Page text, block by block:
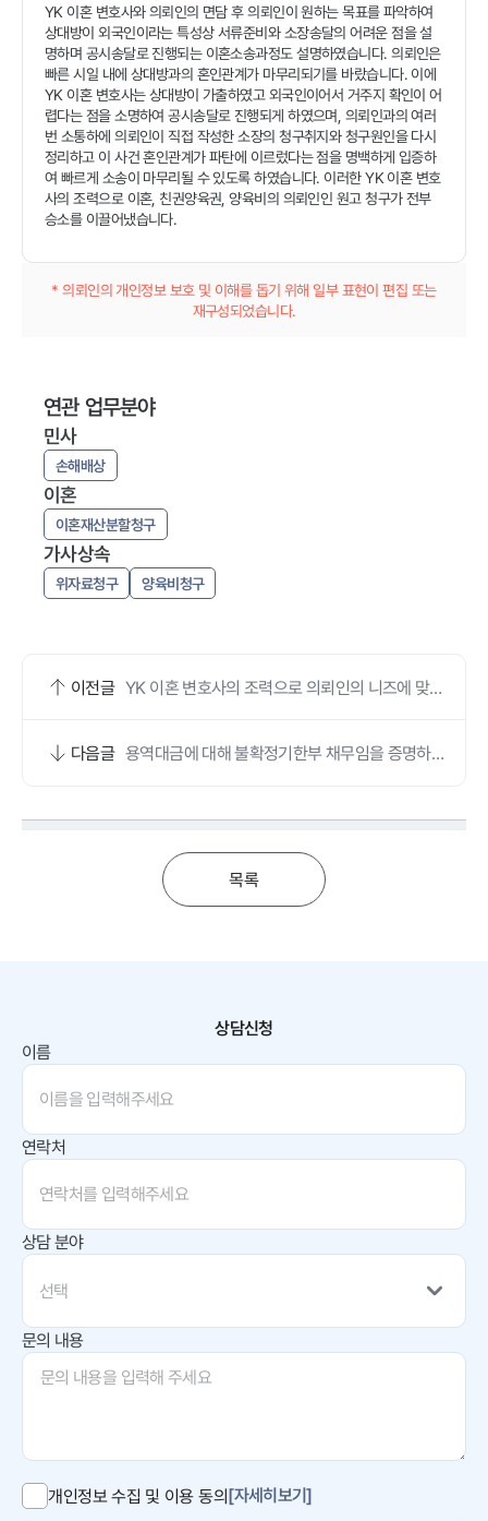
YK 이혼 변호사와 의뢰인의 면담 후 의뢰인이 원하는 목표를 파악하여
상대방이 외국인이라는 특성상 서류준비와 소장송달의 어려운 점을 설
명하며 공시송달로 진행되는 이혼소송과정도 설명하였습니다. 의뢰인은
빠른 시일 내에 상대방과의 혼인관계가 마무리되기를 바랐습니다. 이에
YK 이혼 변호사는 상대방이 가출하였고 외국인이어서 거주지 확인이 어
렵다는 점을 소명하여 공시송달로 진행되게 하였으며, 의뢰인과의 여러
번 소통하에 의뢰인이 직접 작성한 소장의 청구취지와 청구원인을 다시
정리하고 이 사건 혼인관계가 파탄에 이르렀다는 점을 명백하게 입증하
여 빠르게 소송이 마무리될 수 있도록 하였습니다. 이러한 YK 이혼 변호
사의 조력으로 이혼, 친권양육권, 양육비의 의뢰인인 원고 청구가 전부
승소를 이끌어냈습니다.
* 의뢰인의 개인정보 보호 및 이해를 돕기 위해 일부 표현이 편집 또는
재구성되었습니다.
연관 업무분야
민사
손해배상
이혼
이혼재산분할청구
가사상속
위자료청구 양육비청구
이전글 YK 이혼 변호사의 조력으로 의뢰인의 니즈에 맞춘
다음글 용역대금에 대해 불확정기한부 채무임을 증명하여
목록
상담신청
이름
연락처
상담 분야
선택
문의 내용
개인정보 수집 및 이용 동의[자세히보기]